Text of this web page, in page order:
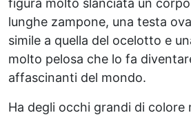
figura molto slanciata un
lunghe zampone, una testa
simile a quella del ocelotto e
molto pelosa che lo fa
affascinanti del mondo.
Ha degli occhi grandi di colore